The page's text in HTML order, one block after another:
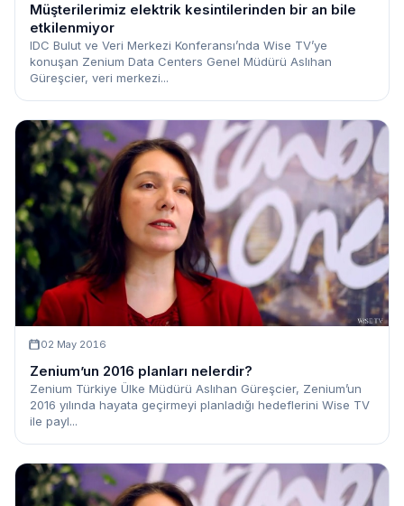
Müşterilerimiz elektrik kesintilerinden bir an bile
etkilenmiyor
IDC Bulut ve Veri Merkezi Konferansı’nda Wise TV’ye
konuşan Zenium Data Centers Genel Müdürü Aslıhan
Güreşcier, veri merkezi...
02 May 2016
Zenium’un 2016 planları nelerdir?
Zenium Türkiye Ülke Müdürü Aslıhan Güreşcier, Zenium’un
2016 yılında hayata geçirmeyi planladığı hedeflerini Wise TV
ile payl...